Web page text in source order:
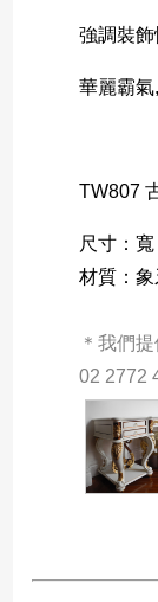
強調裝
華麗霸氣,
TW807
尺寸：寬
材質： 象
＊我們
02 2772